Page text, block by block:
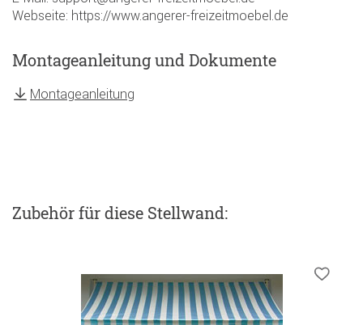
Webseite: https://www.angerer-freizeitmoebel.de
Montageanleitung und Dokumente
Montageanleitung
Zubehörfür diese Stellwand: